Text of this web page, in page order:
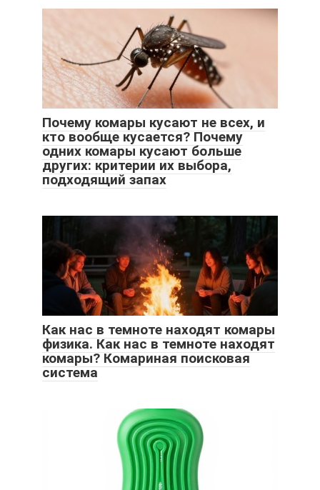
Почему комары кусают не всех, и
кто вообще кусается? Почему
одних комары кусают больше
других: критерии их выбора,
подходящий запах
Как нас в темноте находят комары
физика. Как нас в темноте находят
комары? Комариная поисковая
система